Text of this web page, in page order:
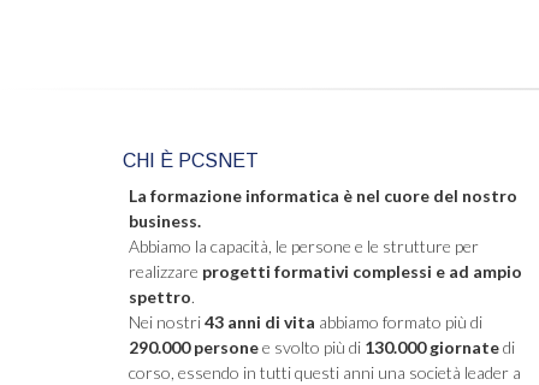
CHI È PCSNET
La formazione informatica è nel cuore del nostro
business.
Abbiamo la capacità, le persone e le strutture per
realizzare progetti formativi complessi e ad ampio
spettro.
Nei nostri43 anni di vita abbiamo formato più di
290.000 personee svolto più di 130.000 giornatedi
corso, essendo in tutti questi anni una società leader a